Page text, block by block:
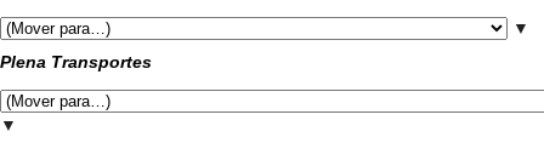
▼
Plena Transportes
▼